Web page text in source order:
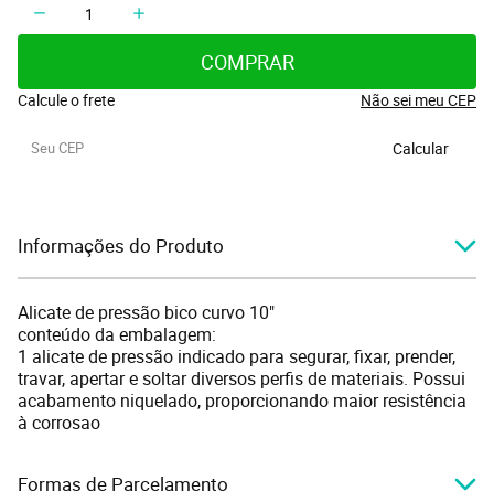
COMPRAR
Calcule o frete Não sei meu CEP
Calcular
Informações do Produto
Alicate de pressão bico curvo 10"
conteúdo da embalagem:
1 alicate de pressão indicado para segurar, fixar, prender,
travar, apertar e soltar diversos perfis de materiais. Possui
acabamento niquelado, proporcionando maior resistência
à corrosao
Formas de Parcelamento